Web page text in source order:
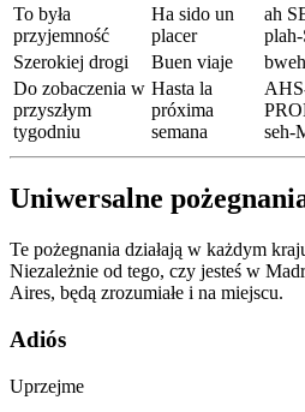
To była
przyjemność
Ha sido un
placer
ah
Szerokiej drogi
Buen viaje
Do zobaczenia w
przyszłym
tygodniu
Hasta la
próxima
semana
seh-
Uniwersalne
Te pożegnania działają w każdym
Niezależnie od tego, czy jesteś w
Aires, będą zrozumiałe i na miejscu.
Adiós
Uprzejme